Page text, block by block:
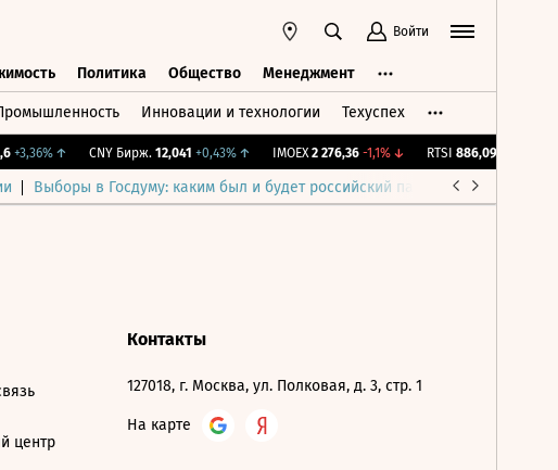
Войти
Политика Общество Менеджмент
Инновации и технологии Техуспех
+3,36%↑ CNY Бирж. 12,041 +0,43%↑ IMOEX 2 276,36 -1,1%↓ RTSI 886,09 -1,1%
Выборы в Госдуму: каким был и будет российский парламент
центр
Контакты
127018, г. Москва, ул. Полковая, д. 3, стр. 1
На карте